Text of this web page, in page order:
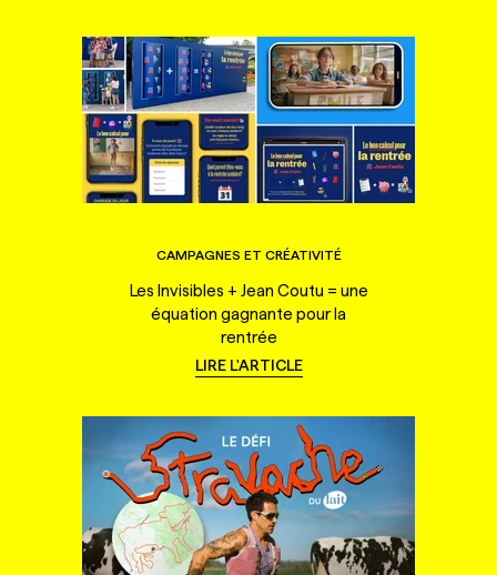
CAMPAGNES ET CRÉATIVITÉ
Les Invisibles + Jean Coutu = une
équation gagnante pour la
rentrée
LIRE L'ARTICLE